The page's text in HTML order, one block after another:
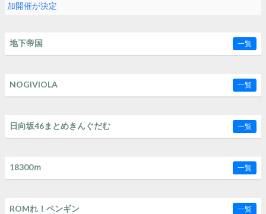
加開催が決定
地下帝国 一覧
NOGIVIOLA 一覧
日向坂46まとめきんぐだむ 一覧
18300ｍ 一覧
ROMれ！ペンギン 一覧